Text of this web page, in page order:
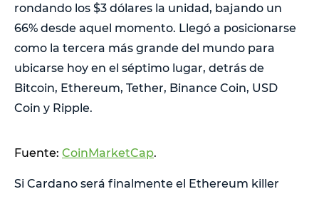
rondando los $3 dólares la unidad, bajando un
66% desde aquel momento. Llegó a posicionarse
como la tercera más grande del mundo para
ubicarse hoy en el séptimo lugar, detrás de
Bitcoin, Ethereum, Tether, Binance Coin, USD
Coin y Ripple.
Fuente: CoinMarketCap.
Si Cardano será finalmente el Ethereum killer